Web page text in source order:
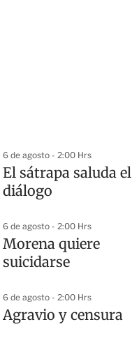
6 de agosto - 2:00 Hrs
El sátrapa saluda el
diálogo
6 de agosto - 2:00 Hrs
Morena quiere
suicidarse
6 de agosto - 2:00 Hrs
Agravio y censura